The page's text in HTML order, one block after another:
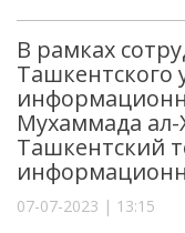
В рамках
Ташкентского
Мухаммада
Ташкентский
07-07-2023 | 13:15